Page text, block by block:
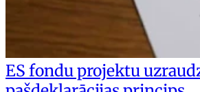
ES fondu projektu